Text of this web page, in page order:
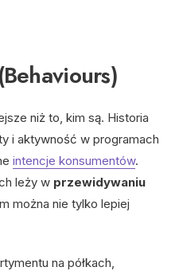
niż to, kim są. Historia
i aktywność w programach
intencje konsumentów.
leży w przewidywaniu
można nie tylko lepiej
na półkach,